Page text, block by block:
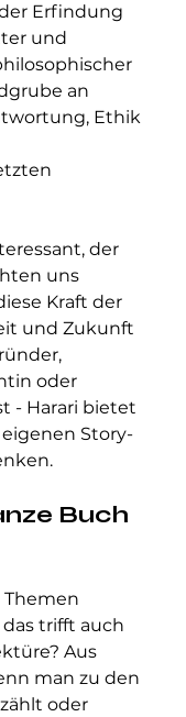
Erfindung
und
an
Ethik
der
uns
Kraft der
und Zukunft
oder
- Harari bietet
Story-
Buch
Themen
trifft auch
Aus
man zu den
oder